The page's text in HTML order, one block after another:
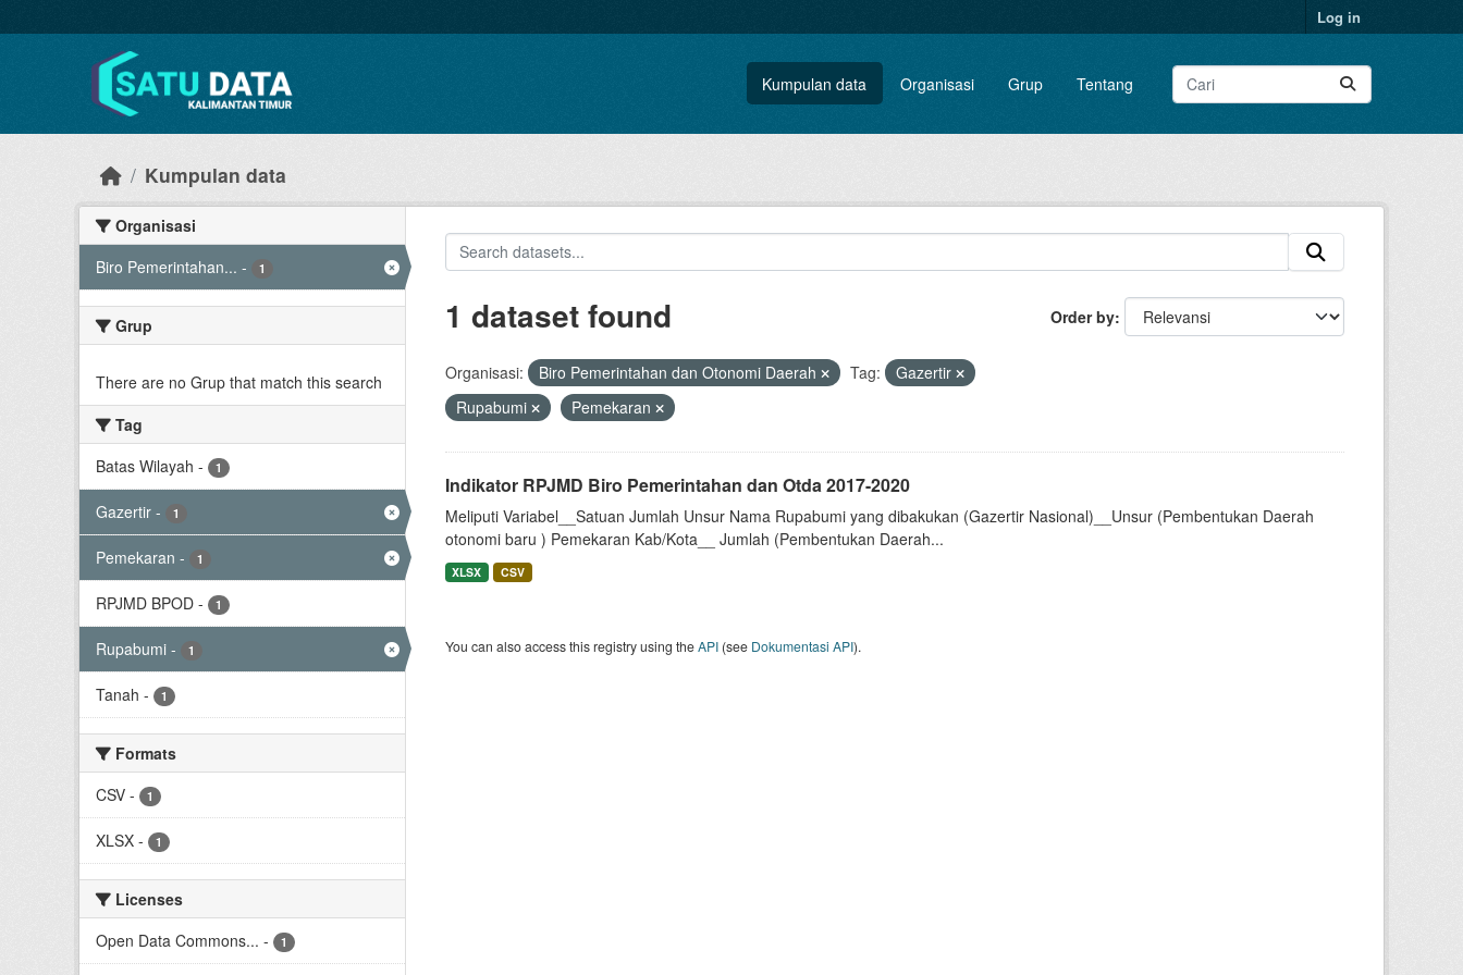
Log in
Kumpulan data Organisasi Grup Tentang
Kumpulan data
Organisasi
Biro Pemerintahan... - 1
Grup
There are no Grup that match this search
Tag
Batas Wilayah - 1
Gazertir - 1
Pemekaran - 1
RPJMD BPOD - 1
Rupabumi - 1
Tanah - 1
Formats
CSV - 1
XLSX - 1
Licenses
Open Data Commons... - 1
Order by
1 dataset found
Organisasi: Biro Pemerintahan dan Otonomi Daerah Tag:
Gazertir
Rupabumi
Pemekaran
Indikator RPJMD Biro Pemerintahan dan Otda 2017-2020
Meliputi Variabel__Satuan Jumlah Unsur Nama Rupabumi yang dibakukan (Gazertir Nasional)__Unsur (Pembentukan Daerah
otonomi baru ) Pemekaran Kab/Kota__ Jumlah (Pembentukan Daerah...
XLSX CSV
You can also access this registry using theAPI(see Dokumentasi API).